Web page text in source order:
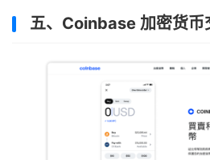
五、Coinbase 加密货币